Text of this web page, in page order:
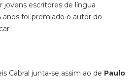
jovens escritores de língua
anos foi premiado o autor do
Cabral junta-se assim ao de Paulo